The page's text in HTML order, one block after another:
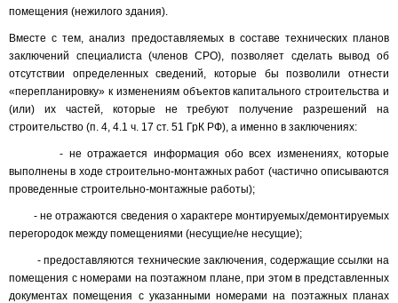
помещения (нежилого здания).
Вместе с тем, анализ предоставляемых в составе технических планов
заключений специалиста (членов СРО), позволяет сделать вывод об
отсутствии определенных сведений, которые бы позволили отнести
«перепланировку» к изменениям объектов капитального строительства и
(или) их частей, которые не требуют получение разрешений на
строительство (п. 4, 4.1 ч. 17 ст. 51 ГрК РФ), а именно в заключениях:
- не отражается информация обо всех изменениях, которые
выполнены в ходе строительно-монтажных работ (частично описываются
проведенные строительно-монтажные работы);
- не отражаются сведения о характере монтируемых/демонтируемых
перегородок между помещениями (несущие/не несущие);
- предоставляются технические заключения, содержащие ссылки на
помещения с номерами на поэтажном плане, при этом в представленных
документах помещения с указанными номерами на поэтажных планах